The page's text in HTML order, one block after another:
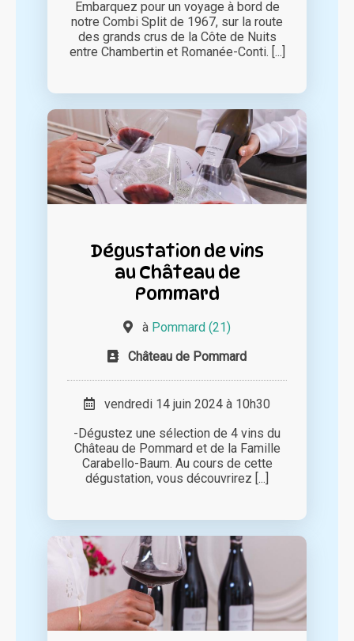
Embarquez pour un voyage à bord de
notre Combi Split de 1967, sur la route
des grands crus de la Côte de Nuits
entre Chambertin et Romanée-Conti. [...]
Dégustation de vins
au Château de
Pommard
à Pommard (21)
Château de Pommard
vendredi 14 juin 2024 à 10h30
-Dégustez une sélection de 4 vins du
Château de Pommard et de la Famille
Carabello-Baum. Au cours de cette
dégustation, vous découvrirez [...]